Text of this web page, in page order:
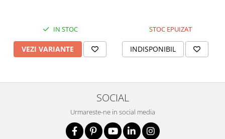
IN STOC
VEZI VARIANTE
STOC EPUIZAT
INDISPONIBIL
SOCIAL
Urmareste-ne in social media